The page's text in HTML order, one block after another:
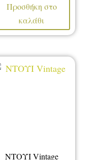
Προσθήκη στο
καλάθι
ΝΤΟΥΙ Vintage